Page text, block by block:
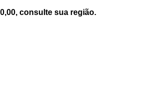
consulte sua região.